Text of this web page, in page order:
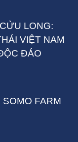
LONG:
VIỆT NAM
ĐÁO
FARM